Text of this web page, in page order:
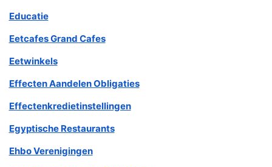
Educatie
Eetcafes Grand Cafes
Eetwinkels
Effecten Aandelen Obligaties
Effectenkredietinstellingen
Egyptische Restaurants
Ehbo Verenigingen